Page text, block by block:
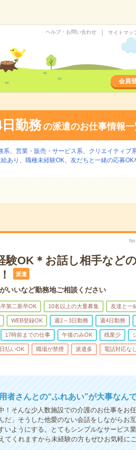
ヘルプ・お問い合わせ サイトマッ
会員
勤務の派遣のお仕事情報一
系、 営業・販売・サービス系、 クリエイティブ
あり 、 職種未経験OK、 友だちと一緒の応募OK
験OK＊お話し相手などの
派遣
いなど勤務地ご相談ください
卒第二新卒OK 10名以上の大量募集 友達と一
WEB登録OK 週2～3日勤務 週4日勤務
17時前までの仕事 午後のみOK 残業少
日払いOK 職場が禁煙 派遣多 電話対応なし
者さんとの“ふれあい”が大事なんで
そんな少人数施設での介護のお仕事をお
だ」そうした他愛のない会話をしながらお
ようにする。とてもシンプルなサービス
てくれますから未経験の方もぜひお気軽に